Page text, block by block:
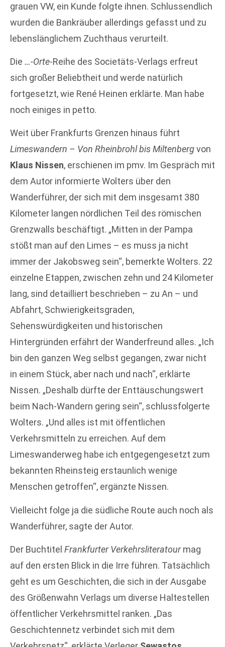
grauen VW, ein Kunde folgte ihnen. Schlussendlich
wurden die Bankräuber allerdings gefasst und zu
lebenslänglichem Zuchthaus verurteilt.
Die …-Orte-Reihe des Societäts-Verlags erfreut
sich großer Beliebtheit und werde natürlich
fortgesetzt, wie René Heinen erklärte. Man habe
noch einiges in petto.
Weit über Frankfurts Grenzen hinaus führt
Limeswandern – Von Rheinbrohl bis Miltenbergvon
Klaus Nissen, erschienen im pmv. Im Gespräch mit
dem Autor informierte Wolters über den
Wanderführer, der sich mit dem insgesamt 380
Kilometer langen nördlichen Teil des römischen
Grenzwalls beschäftigt. „Mitten in der Pampa
stößt man auf den Limes – es muss ja nicht
immer der Jakobsweg sein“, bemerkte Wolters. 22
einzelne Etappen, zwischen zehn und 24 Kilometer
lang, sind detailliert beschrieben – zu An – und
Abfahrt, Schwierigkeitsgraden,
Sehenswürdigkeiten und historischen
Hintergründen erfährt der Wanderfreund alles. „Ich
bin den ganzen Weg selbst gegangen, zwar nicht
in einem Stück, aber nach und nach“, erklärte
Nissen. „Deshalb dürfte der Enttäuschungswert
beim Nach-Wandern gering sein“, schlussfolgerte
Wolters. „Und alles ist mit öffentlichen
Verkehrsmitteln zu erreichen. Auf dem
Limeswanderweg habe ich entgegengesetzt zum
bekannten Rheinsteig erstaunlich wenige
Menschen getroffen“, ergänzte Nissen.
Vielleicht folge ja die südliche Route auch noch als
Wanderführer, sagte der Autor.
Der Buchtitel Frankfurter Verkehrsliteratourmag
auf den ersten Blick in die Irre führen. Tatsächlich
geht es um Geschichten, die sich in der Ausgabe
des Größenwahn Verlags um diverse Haltestellen
öffentlicher Verkehrsmittel ranken. „Das
Geschichtennetz verbindet sich mit dem